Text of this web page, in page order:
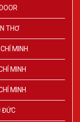
THƠ
MINH
MINH
MINH
ĐỨC